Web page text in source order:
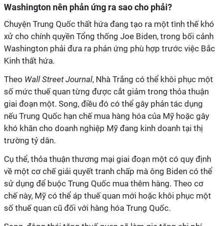
Washington nên phản ứng ra sao cho phải?
Chuyện Trung Quốc thất hứa đang tạo ra một tình thế khó
xử cho chính quyền Tổng thống Joe Biden, trong bối cảnh
Washington phải đưa ra phản ứng phù hợp trước việc Bắc
Kinh thất hứa.
Theo Wall Street Journal, Nhà Trắng có thể khôi phục một
số mức thuế quan từng được cắt giảm trong thỏa thuận
giai đoạn một. Song, điều đó có thể gây phản tác dụng
nếu Trung Quốc hạn chế mua hàng hóa của Mỹ hoặc gây
khó khăn cho doanh nghiệp Mỹ đang kinh doanh tại thị
trường tỷ dân.
Cụ thể, thỏa thuận thương mại giai đoạn một có quy định
về một cơ chế giải quyết tranh chấp mà ông Biden có thể
sử dụng để buộc Trung Quốc mua thêm hàng. Theo cơ
chế này, Mỹ có thể áp thuế quan mới hoặc khôi phục một
số thuế quan cũ đối với hàng hóa Trung Quốc.